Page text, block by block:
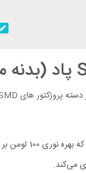
دستهپروژکتور های SMD
می‌کند.